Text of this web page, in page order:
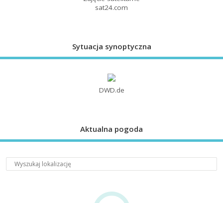
sat24.com
Sytuacja synoptyczna
DWD.de
Aktualna pogoda